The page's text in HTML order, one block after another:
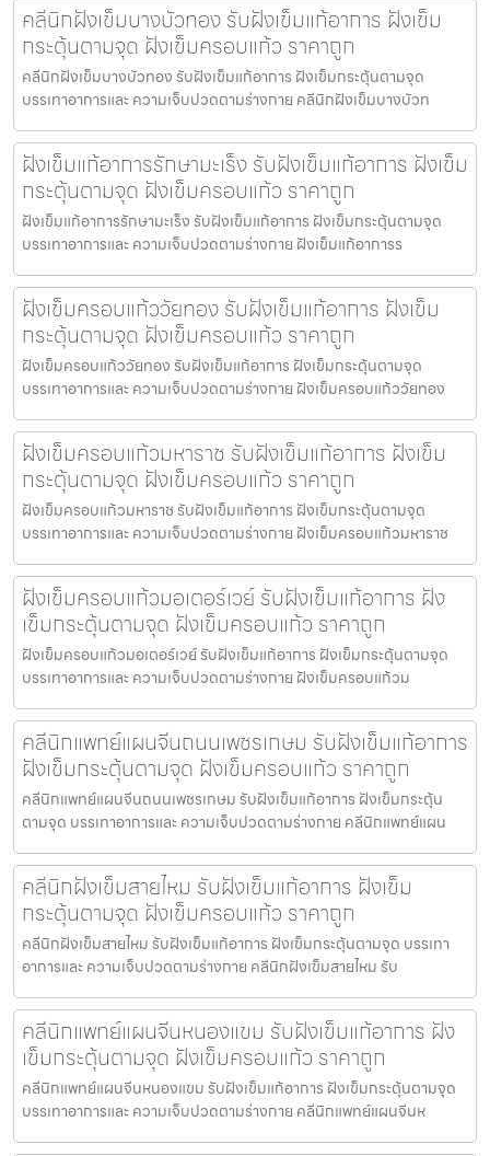
คลีนิกฝังเข็มบางบัวทอง รับฝังเข็มแก้อาการ ฝังเข็ม
กระตุ้นตามจุด ฝังเข็มครอบแก้ว ราคาถูก
คลีนิกฝังเข็มบางบัวทอง รับฝังเข็มแก้อาการ ฝังเข็มกระตุ้นตามจุด
บรรเทาอาการและ ความเจ็บปวดตามร่างกาย คลีนิกฝังเข็มบางบัวท
ฝังเข็มแก้อาการรักษามะเร็ง รับฝังเข็มแก้อาการ ฝังเข็ม
กระตุ้นตามจุด ฝังเข็มครอบแก้ว ราคาถูก
ฝังเข็มแก้อาการรักษามะเร็ง รับฝังเข็มแก้อาการ ฝังเข็มกระตุ้นตามจุด
บรรเทาอาการและ ความเจ็บปวดตามร่างกาย ฝังเข็มแก้อาการร
ฝังเข็มครอบแก้ววัยทอง รับฝังเข็มแก้อาการ ฝังเข็ม
กระตุ้นตามจุด ฝังเข็มครอบแก้ว ราคาถูก
ฝังเข็มครอบแก้ววัยทอง รับฝังเข็มแก้อาการ ฝังเข็มกระตุ้นตามจุด
บรรเทาอาการและ ความเจ็บปวดตามร่างกาย ฝังเข็มครอบแก้ววัยทอง
ฝังเข็มครอบแก้วมหาราช รับฝังเข็มแก้อาการ ฝังเข็ม
กระตุ้นตามจุด ฝังเข็มครอบแก้ว ราคาถูก
ฝังเข็มครอบแก้วมหาราช รับฝังเข็มแก้อาการ ฝังเข็มกระตุ้นตามจุด
บรรเทาอาการและ ความเจ็บปวดตามร่างกาย ฝังเข็มครอบแก้วมหาราช
ฝังเข็มครอบแก้วมอเตอร์เวย์ รับฝังเข็มแก้อาการ ฝัง
เข็มกระตุ้นตามจุด ฝังเข็มครอบแก้ว ราคาถูก
ฝังเข็มครอบแก้วมอเตอร์เวย์ รับฝังเข็มแก้อาการ ฝังเข็มกระตุ้นตามจุด
บรรเทาอาการและ ความเจ็บปวดตามร่างกาย ฝังเข็มครอบแก้วม
คลีนิกแพทย์แผนจีนถนนเพชรเกษม รับฝังเข็มแก้อาการ
ฝังเข็มกระตุ้นตามจุด ฝังเข็มครอบแก้ว ราคาถูก
คลีนิกแพทย์แผนจีนถนนเพชรเกษม รับฝังเข็มแก้อาการ ฝังเข็มกระตุ้น
ตามจุด บรรเทาอาการและ ความเจ็บปวดตามร่างกาย คลีนิกแพทย์แผน
คลีนิกฝังเข็มสายไหม รับฝังเข็มแก้อาการ ฝังเข็ม
กระตุ้นตามจุด ฝังเข็มครอบแก้ว ราคาถูก
คลีนิกฝังเข็มสายไหม รับฝังเข็มแก้อาการ ฝังเข็มกระตุ้นตามจุด บรรเทา
อาการและ ความเจ็บปวดตามร่างกาย คลีนิกฝังเข็มสายไหม รับ
คลีนิกแพทย์แผนจีนหนองแขม รับฝังเข็มแก้อาการ ฝัง
เข็มกระตุ้นตามจุด ฝังเข็มครอบแก้ว ราคาถูก
คลีนิกแพทย์แผนจีนหนองแขม รับฝังเข็มแก้อาการ ฝังเข็มกระตุ้นตามจุด
บรรเทาอาการและ ความเจ็บปวดตามร่างกาย คลีนิกแพทย์แผนจีนห